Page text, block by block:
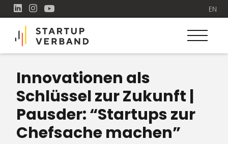
EN
Innovationen als
Schlüssel zur Zukunft |
Pausder: “Startups zur
Chefsache machen”